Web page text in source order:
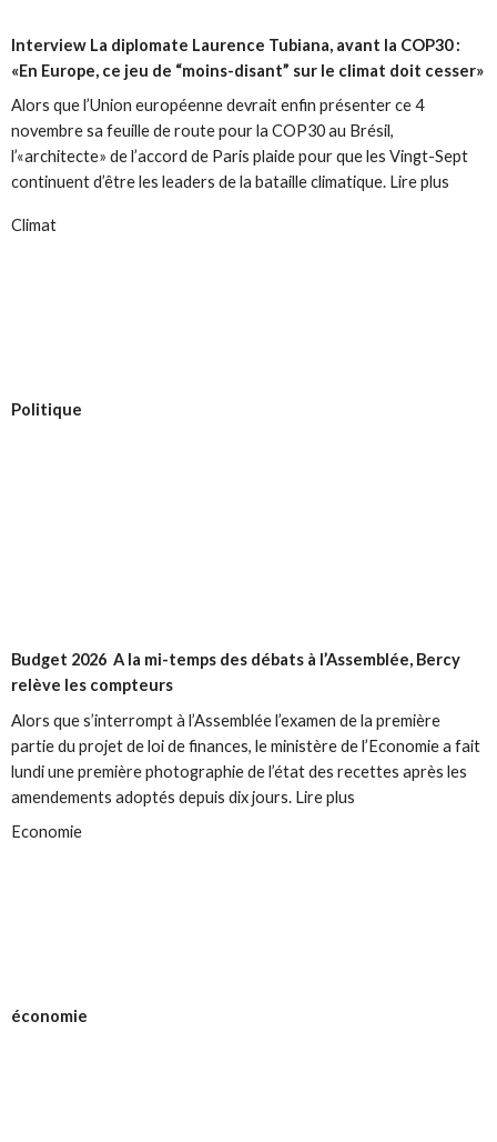
Interview La diplomate Laurence Tubiana, avant la COP30 :
«En Europe, ce jeu de “moins-disant” sur le climat doit cesser»
Alors que l’Union européenne devrait enfin présenter ce 4
novembre sa feuille de route pour la COP30 au Brésil,
l’«architecte» de l’accord de Paris plaide pour que les Vingt-Sept
continuent d’être les leaders de la bataille climatique. Lire plus
Climat
Politique
Budget 2026 A la mi-temps des débats à l’Assemblée, Bercy
relève les compteurs
Alors que s’interrompt à l’Assemblée l’examen de la première
partie du projet de loi de finances, le ministère de l’Economie a fait
lundi une première photographie de l’état des recettes après les
amendements adoptés depuis dix jours. Lire plus
Economie
économie